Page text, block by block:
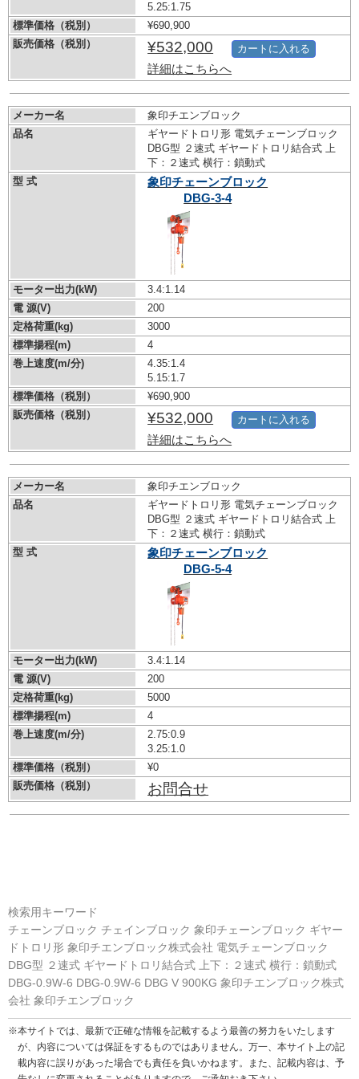
5.25:1.75
標準価格（税別）
¥690,900
販売価格（税別）
¥532,000
詳細はこちらへ
カートに入れる
メーカー名
象印チエンブロック
品名
ギヤードトロリ形 電気チェーンブロック
DBG型 ２速式 ギヤードトロリ結合式 上
下：２速式 横行：鎖動式
型 式
象印チェーンブロック
DBG-3-4
モーター出力(kW)
3.4:1.14
電 源(V)
200
定格荷重(kg)
3000
標準揚程(m)
4
巻上速度(m/分)
4.35:1.4
5.15:1.7
標準価格（税別）
¥690,900
販売価格（税別）
¥532,000
詳細はこちらへ
カートに入れる
メーカー名
象印チエンブロック
品名
ギヤードトロリ形 電気チェーンブロック
DBG型 ２速式 ギヤードトロリ結合式 上
下：２速式 横行：鎖動式
型 式
象印チェーンブロック
DBG-5-4
モーター出力(kW)
3.4:1.14
電 源(V)
200
定格荷重(kg)
5000
標準揚程(m)
4
巻上速度(m/分)
2.75:0.9
3.25:1.0
標準価格（税別）
¥0
販売価格（税別）
お問合せ
検索用キーワード
チェーンブロック チェインブロック 象印チェーンブロック ギヤー
ドトロリ形 象印チエンブロック株式会社 電気チェーンブロック
DBG型 ２速式 ギヤードトロリ結合式 上下：２速式 横行：鎖動式
DBG-0.9W-6 DBG-0.9W-6 DBG V 900KG 象印チエンブロック株式
会社 象印チエンブロック
※本サイトでは、最新で正確な情報を記載するよう最善の努力をいたします
が、内容については保証をするものではありません。万一、本サイト上の記
載内容に誤りがあった場合でも責任を負いかねます。また、記載内容は、予